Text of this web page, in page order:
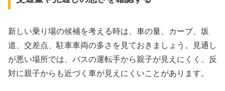
新しい乗り場の候補を考える時は、車の量、カーブ、坂
道、交差点、駐車車両の多さを見ておきましょう。見通し
が悪い場所では、バスの運転手から親子が見えにくく、反
対に親子からも近づく車が見えにくいことがあります。